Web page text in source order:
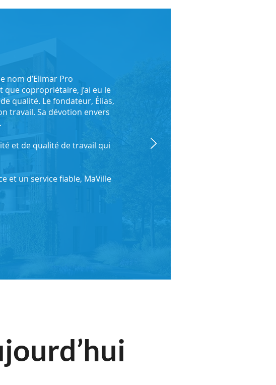
nom d’Elimar Pro
copropriétaire, j’ai eu le
qualité. Le fondateur, Élias,
travail. Sa dévotion envers
et de qualité de travail qui
et un service fiable, MaVille